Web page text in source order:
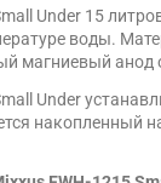
Under 15
воды.
магниевый анод
Under